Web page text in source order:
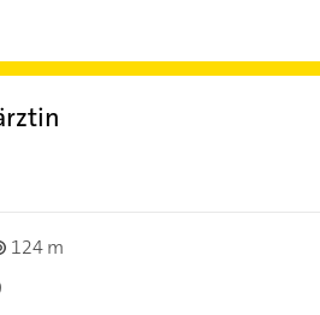
124 m